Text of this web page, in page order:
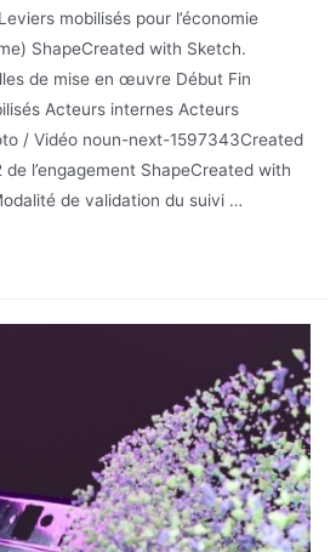
mobilisés pour l’économie
ShapeCreated with Sketch.
de mise en œuvre Début Fin
Acteurs internes Acteurs
/ Vidéo noun-next-1597343Created
l’engagement ShapeCreated with
de validation du suivi …